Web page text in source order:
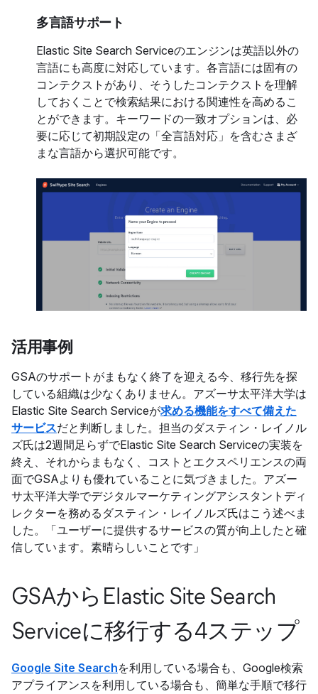
多言語サポート
Elastic Site Search Serviceのエンジンは英語以外の
言語にも高度に対応しています。各言語には固有の
コンテクストがあり、そうしたコンテクストを理解
しておくことで検索結果における関連性を高めるこ
とができます。キーワードの一致オプションは、必
要に応じて初期設定の「全言語対応」を含むさまざ
まな言語から選択可能です。
活用事例
GSAのサポートがまもなく終了を迎える今、移行先を探
している組織は少なくありません。アズーサ太平洋大学は
Elastic Site Search Serviceが求める機能をすべて備えた
サービスだと判断しました。担当のダスティン・レイノル
ズ氏は2週間足らずでElastic Site Search Serviceの実装を
終え、それからまもなく、コストとエクスペリエンスの両
面でGSAよりも優れていることに気づきました。アズー
サ太平洋大学でデジタルマーケティングアシスタントディ
レクターを務めるダスティン・レイノルズ氏はこう述べま
した。「ユーザーに提供するサービスの質が向上したと確
信しています。素晴らしいことです」
GSAからElastic Site Search
Serviceに移行する4ステップ
Google Site Searchを利用している場合も、Google検索
アプライアンスを利用している場合も、簡単な手順で移行